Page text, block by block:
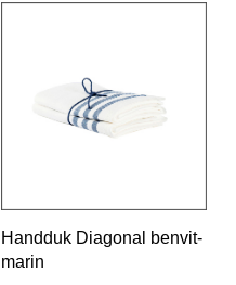
Handduk Diagonal benvit-
marin